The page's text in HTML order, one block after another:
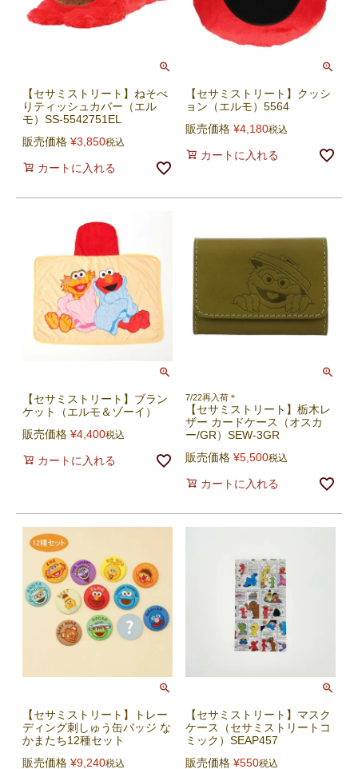
【セサミストリート】ねそべ
りティッシュカバー（エル
モ）SS-5542751EL
販売価格 ¥3,850税込
カートに入れる
【セサミストリート】クッシ
ョン（エルモ）5564
販売価格 ¥4,180税込
カートに入れる
【セサミストリート】ブラン
ケット（エルモ＆ゾーイ）
販売価格 ¥4,400税込
カートに入れる
7/22再入荷＊
【セサミストリート】栃木レ
ザー カードケース（オスカ
ー/GR）SEW-3GR
販売価格 ¥5,500税込
カートに入れる
【セサミストリート】トレー
ディング刺しゅう缶バッジ な
かまたち12種セット
販売価格 ¥9,240税込
【セサミストリート】マスク
ケース（セサミストリートコ
ミック）SEAP457
販売価格 ¥550税込